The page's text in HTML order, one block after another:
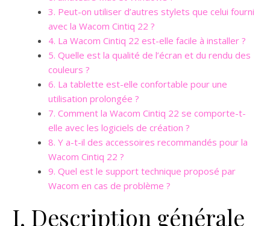
3. Peut-on utiliser d’autres stylets que celui fourni
avec la Wacom Cintiq 22 ?
4. La Wacom Cintiq 22 est-elle facile à installer ?
5. Quelle est la qualité de l’écran et du rendu des
couleurs ?
6. La tablette est-elle confortable pour une
utilisation prolongée ?
7. Comment la Wacom Cintiq 22 se comporte-t-
elle avec les logiciels de création ?
8. Y a-t-il des accessoires recommandés pour la
Wacom Cintiq 22 ?
9. Quel est le support technique proposé par
Wacom en cas de problème ?
I. Description générale